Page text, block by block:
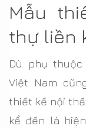
Mẫu
thự liền
Dù phụ
Việt Nam
thiết kế nội
kể đến là